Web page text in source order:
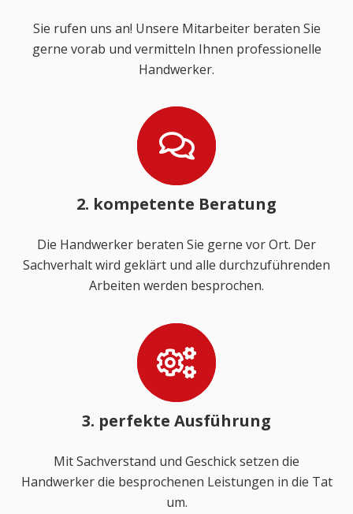
Sie rufen uns an! Unsere Mitarbeiter beraten Sie
gerne vorab und vermitteln Ihnen professionelle
Handwerker.
2. kompetente Beratung
Die Handwerker beraten Sie gerne vor Ort. Der
Sachverhalt wird geklärt und alle durchzuführenden
Arbeiten werden besprochen.
3. perfekte Ausführung
Mit Sachverstand und Geschick setzen die
Handwerker die besprochenen Leistungen in die Tat
um.